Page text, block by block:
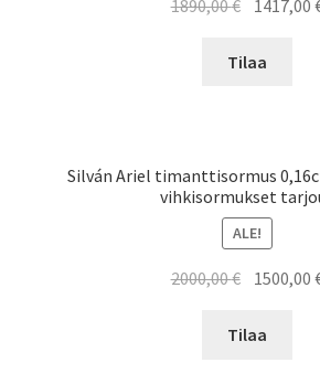
1890,00€
oli:
1417,00
Tilaa
Silván Ariel timanttisormus
vihkisormukset
ALE!
2000,00€
oli:
1500,00
Tilaa